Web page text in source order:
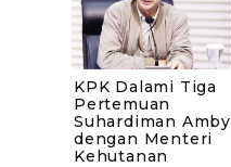
KPK Dalami Tiga
Pertemuan
Suhardiman Amby
dengan Menteri
Kehutanan